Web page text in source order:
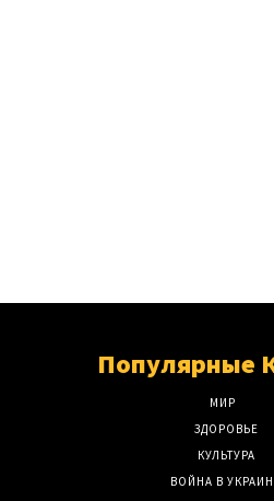
Популярные
МИР
ЗДОРОВЬЕ
КУЛЬТУРА
ВОЙНА В